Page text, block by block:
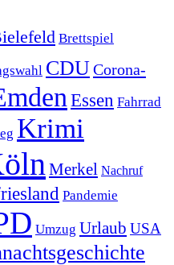
Brettspiel
CDUCorona-
Essen Fahrrad
Krimi
Merkel Nachruf
Pandemie
Umzug Urlaub USA